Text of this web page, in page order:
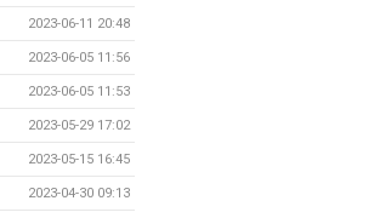
2023-06-11 20:48
2023-06-05 11:56
2023-06-05 11:53
2023-05-29 17:02
2023-05-15 16:45
2023-04-30 09:13